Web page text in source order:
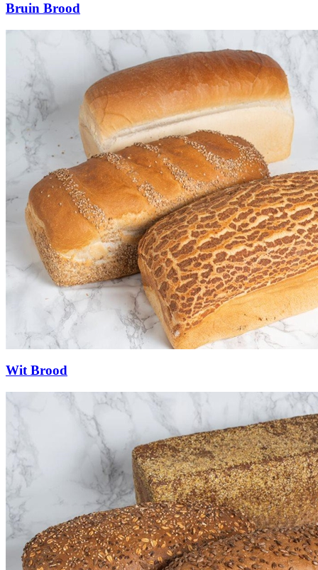
Bruin Brood
Wit Brood